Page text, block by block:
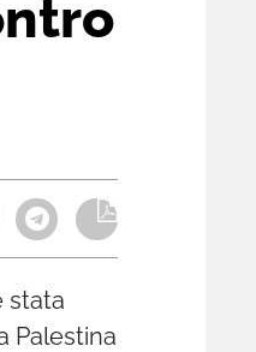
stata
Palestina